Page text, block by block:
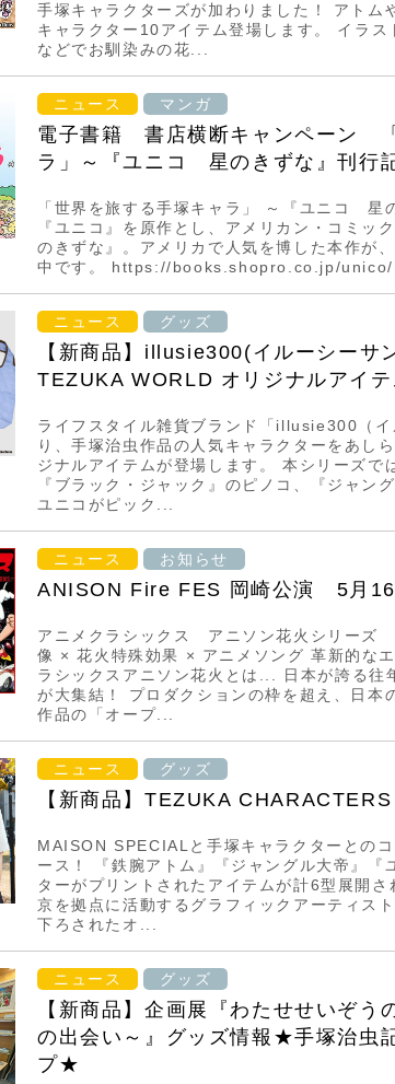
手塚キャラクターズが加わりました！ アトム
キャラクター10アイテム登場します。 イラス
などでお馴染みの花...
ニュース マンガ
電子書籍 書店横断キャンペーン
ラ」～『ユニコ 星のきずな』刊行
「世界を旅する手塚キャラ」 ～『ユニコ 星
『ユニコ』を原作とし、アメリカン・コミ
のきずな』。アメリカで人気を博した本作が
中です。 https://books.shopro.co.jp/unico/
ニュース グッズ
【新商品】illusie300(イルーシーサ
TEZUKA WORLD オリジナルアイテ
ライフスタイル雑貨ブランド「illusie300（イ
り、手塚治虫作品の人気キャラクターをあし
ジナルアイテムが登場します。 本シリーズで
『ブラック・ジャック』のピノコ、『ジャン
ユニコがピック...
ニュース お知らせ
ANISON Fire FES 岡崎公演 5月16
アニメクラシックス アニソン花火シリーズ
像 × 花火特殊効果 × アニメソング 革新的な
ラシックスアニソン花火とは... 日本が誇る往
が大集結！ プロダクションの枠を超え、日本
作品の「オープ...
ニュース グッズ
【新商品】TEZUKA
MAISON SPECIALと手塚キャラクターとの
ース！ 『鉄腕アトム』『ジャングル大帝』『
ターがプリントされたアイテムが計6型展開
京を拠点に活動するグラフィックアーティス
下ろされたオ...
ニュース グッズ
【新商品】企画展『わたせせいぞう
の出会い～』グッズ情報★手塚治虫
プ★